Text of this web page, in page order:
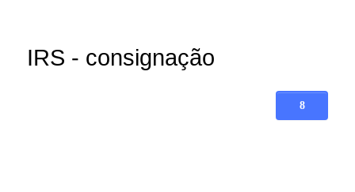
IRS - consignação